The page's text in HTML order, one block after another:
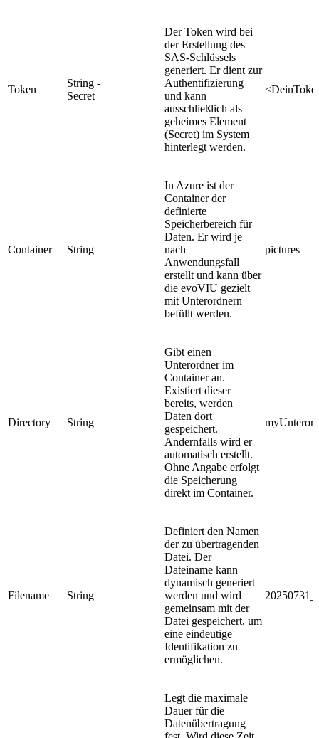
Token
String -
Secret
Der Token wird bei
der Erstellung des
SAS-Schlüssels
generiert. Er dient zur
Authentifizierung
und kann
ausschließlich als
geheimes Element
(Secret) im System
hinterlegt werden.
Container String
In Azure ist der
Container der
definierte
Speicherbereich für
Daten. Er wird je
nach
Anwendungsfall
erstellt und kann über
die evoVIU gezielt
mit Unterordnern
befüllt werden.
pictures
Directory String
Gibt einen
Unterordner im
Container an.
Existiert dieser
bereits, werden
Daten dort
gespeichert.
Andernfalls wird er
automatisch erstellt.
Ohne Angabe erfolgt
die Speicherung
direkt im Container.
Filename String
Definiert den Namen
der zu übertragenden
Datei. Der
Dateiname kann
dynamisch generiert
werden und wird
gemeinsam mit der
Datei gespeichert, um
eine eindeutige
Identifikation zu
ermöglichen.
Legt die maximale
Dauer für die
Datenübertragung